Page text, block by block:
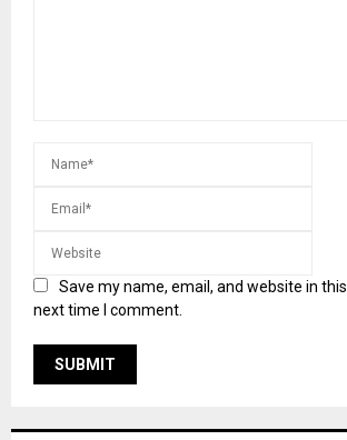
Save my name, email, and website in
next time I comment.